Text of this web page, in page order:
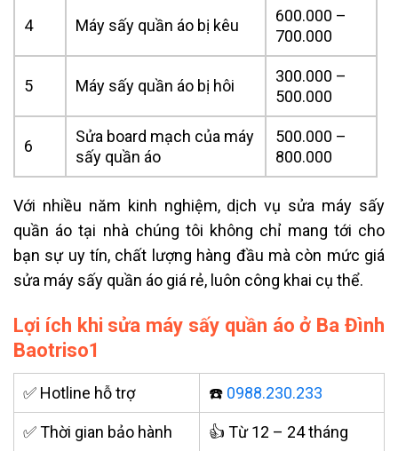
4 Máy sấy quần áo bị kêu
600.000 –
700.000
5 Máy sấy quần áo bị hôi
300.000 –
500.000
6
Sửa board mạch của máy
sấy quần áo
500.000 –
800.000
Với nhiều năm kinh nghiệm, dịch vụ sửa máy sấy
quần áo tại nhà chúng tôi không chỉ mang tới cho
bạn sự uy tín, chất lượng hàng đầu mà còn mức giá
sửa máy sấy quần áo giá rẻ, luôn công khai cụ thể.
Lợi ích khi sửa máy sấy quần áo ở Ba Đình
Baotriso1
✅ Hotline hỗ trợ ☎️ 0988.230.233
✅ Thời gian bảo hành 👍 Từ 12 – 24 tháng